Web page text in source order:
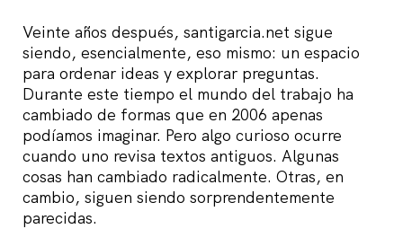
Veinte años después, santigarcia.net sigue
siendo, esencialmente, eso mismo: un espacio
para ordenar ideas y explorar preguntas.
Durante este tiempo el mundo del trabajo ha
cambiado de formas que en 2006 apenas
podíamos imaginar. Pero algo curioso ocurre
cuando uno revisa textos antiguos. Algunas
cosas han cambiado radicalmente. Otras, en
cambio, siguen siendo sorprendentemente
parecidas.